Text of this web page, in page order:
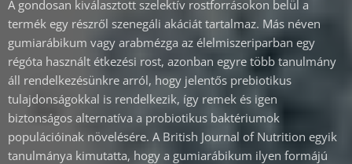
A gondosan kiválasztott szelektív rostforrásokon belül a
termék egy részről szenegáli akáciát tartalmaz. Más néven
gumiarábikum vagy arabmézga az élelmiszeriparban egy
régóta használt étkezési rost, azonban egyre több tanulmány
áll rendelkezésünkre arról, hogy jelentős prebiotikus
tulajdonságokkal is rendelkezik, így remek és igen
biztonságos alternatíva a probiotikus baktériumok
populációinak növelésére. A British Journal of Nutrition egyik
tanulmánya kimutatta, hogy a gumiarábikum ilyen formájú